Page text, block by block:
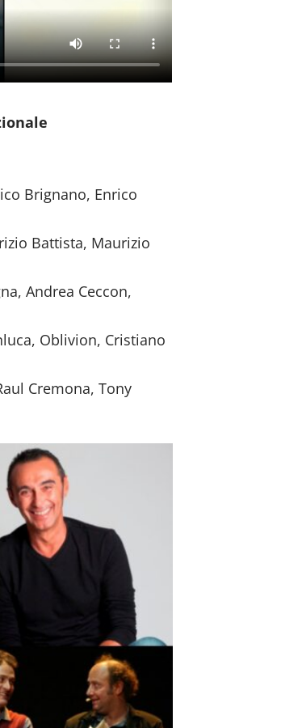
Brignano, Enrico
Battista, Maurizio
Andrea Ceccon,
Oblivion, Cristiano
Cremona, Tony